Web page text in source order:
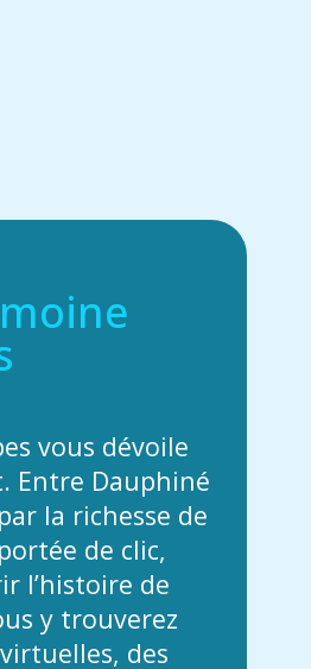
vous dévoile
Entre Dauphiné
la richesse de
de clic,
l’histoire de
y trouverez
des